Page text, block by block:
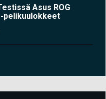
Asus ROG
pelikuulokkeet